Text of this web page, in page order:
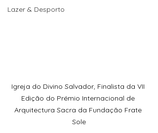
Lazer & Desporto
Igreja do Divino Salvador, Finalista da VII
Edição do Prémio Internacional de
Arquitectura Sacra da Fundação Frate
Sole